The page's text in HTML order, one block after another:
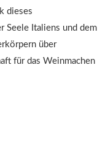
dieses
Seele Italiens und dem
über
für das Weinmachen